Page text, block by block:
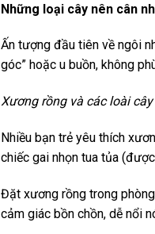
Những loại cây nên cân
Ấn tượng đầu tiên về ngôi
góc” hoặc u buồn, không
Xương rồng và các loài
Nhiều bạn trẻ yêu thích
chiếc gai nhọn tua tủa
Đặt xương rồng trong
cảm giác bồn chồn, dễ nổi